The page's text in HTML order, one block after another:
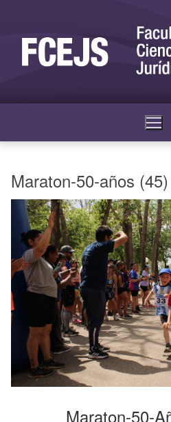
Maraton-50-años (45)
Maraton-50-